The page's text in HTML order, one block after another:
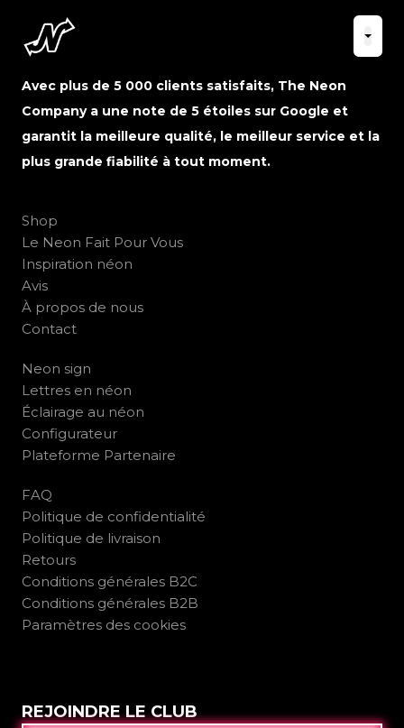
Avec plus de 5 000 clients satisfaits, The Neon
Company a une note de 5 étoiles sur Google et
garantit la meilleure qualité, le meilleur service et la
plus grande fiabilité à tout moment.
Shop
Le Neon Fait Pour Vous
Inspiration néon
Avis
À propos de nous
Contact
Neon sign
Lettres en néon
Éclairage au néon
Configurateur
Plateforme Partenaire
FAQ
Politique de confidentialité
Politique de livraison
Retours
Conditions générales B2C
Conditions générales B2B
Paramètres des cookies
REJOINDRE LE CLUB